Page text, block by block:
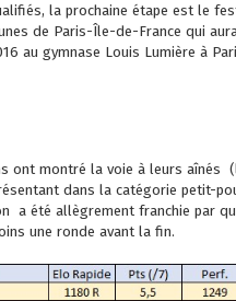
la prochaine étape est le
de Paris-Île-de-France qui
au gymnase Louis Lumière à
ont montré la voie à leurs aînés
dans la catégorie petit-
a été allègrement franchie par
une ronde avant la fin.